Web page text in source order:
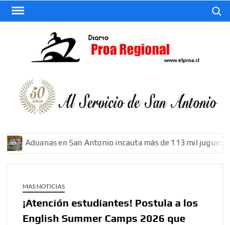
Saltar
Aduanas en San Antonio incauta más de 113 mil juguetes
MAS NOTICIAS
¡Atención estudiantes! Postula a los
English Summer Camps 2026 que